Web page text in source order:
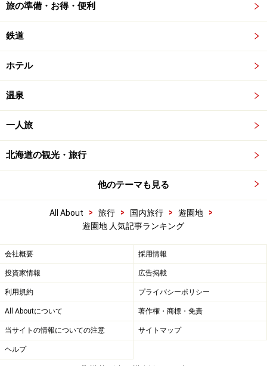
旅の準備・お得・便利
鉄道
ホテル
温泉
一人旅
北海道の観光・旅行
他のテーマも見る
All About > 旅行 > 国内旅行 > 遊園地
>
遊園地 人気記事ランキング
会社概要 採用情報
投資家情報 広告掲載
利用規約 プライバシーポリシー
All Aboutについて 著作権・商標・免責
当サイトの情報についての注意 サイトマップ
ヘルプ